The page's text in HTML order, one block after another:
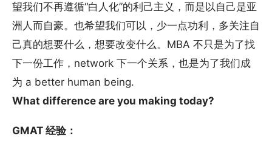
望我们不再遵循“白人化”的利己主义，而是以自己是亚
洲人而自豪。也希望我们可以，少一点功利，多关注自
己真的想要什么，想要改变什么。MBA 不只是为了找
下一份工作，network 下一个关系，也是为了我们成
为 a better human being.
What difference are you making today?
GMAT 经验：